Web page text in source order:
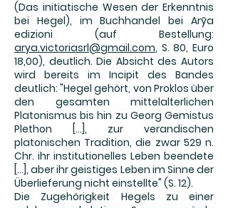
(Das initiatische Wesen der Erkenntnis
bei Hegel), im Buchhandel bei Arỹa
edizioni (auf Bestellung:
arya.victoriasrl@gmail.com, S. 80, Euro
18,00), deutlich. Die Absicht des Autors
wird bereits im Incipit des Bandes
deutlich: "Hegel gehört, von Proklos über
den gesamten mittelalterlichen
Platonismus bis hin zu Georg Gemistus
Plethon [...], zur verandischen
platonischen Tradition, die zwar 529 n.
Chr. ihr institutionelles Leben beendete
[...], aber ihr geistiges Leben im Sinne der
Überlieferung nicht einstellte" (S. 12).
Die Zugehörigkeit Hegels zu einer